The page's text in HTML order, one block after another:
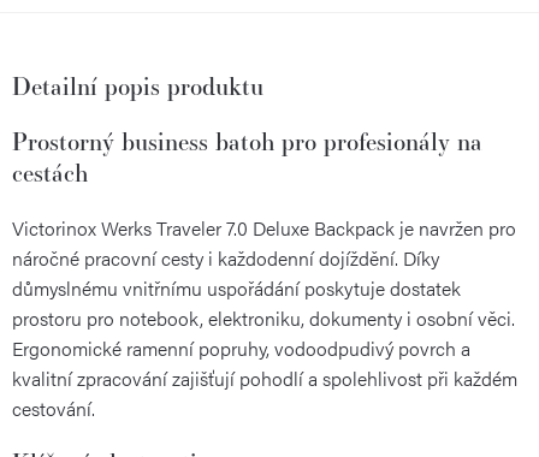
Detailní popis produktu
Prostorný business batoh pro profesionály na
cestách
Victorinox Werks Traveler 7.0 Deluxe Backpack je navržen pro
náročné pracovní cesty i každodenní dojíždění. Díky
důmyslnému vnitřnímu uspořádání poskytuje dostatek
prostoru pro notebook, elektroniku, dokumenty i osobní věci.
Ergonomické ramenní popruhy, vodoodpudivý povrch a
kvalitní zpracování zajišťují pohodlí a spolehlivost při každém
cestování.